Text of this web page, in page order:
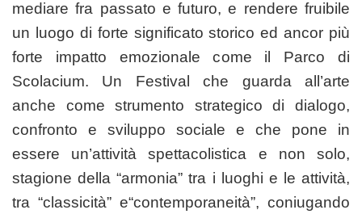
mediare fra passato e futuro, e rendere fruibile
un luogo di forte significato storico ed ancor più
forte impatto emozionale come il Parco di
Scolacium. Un Festival che guarda all’arte
anche come strumento strategico di dialogo,
confronto e sviluppo sociale e che pone in
essere un’attività spettacolistica e non solo,
stagione della “armonia” tra i luoghi e le attività,
tra “classicità” e“contemporaneità”, coniugando